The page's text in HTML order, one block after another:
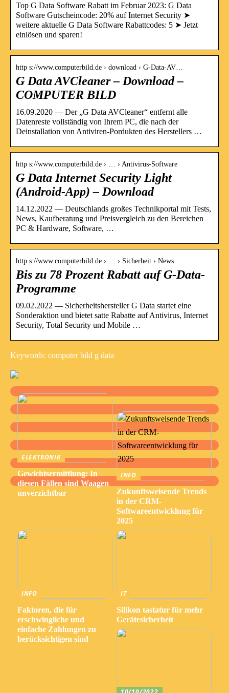
Top G Data Software Rabatt im Februar 2023: G Data
Software Gutscheincode: 20% auf Internet Security ➤
weitere aktuelle G Data Software Rabattcodes: 5 ➤ Jetzt
einlösen und sparen!
http s://www.computerbild.de › download › G-Data-AV…
G Data AVCleaner – Download –
COMPUTER BILD
16.09.2020 — Der „G Data AVCleaner“ entfernt alle
Datenreste vollständig von Ihrem PC, die nach der
Deinstallation von Antiviren-Pordukten des Herstellers …
http s://www.computerbild.de › … › Antivirus-Software
G Data Internet Security Light
(Android-App) – Download
14.12.2022 — Deutschlands großes Technikportal mit Tests,
News, Kaufberatung und Preisvergleich zu den Bereichen
PC & Hardware, Software, …
http s://www.computerbild.de › … › Sicherheit › News
Bis zu 78 Prozent Rabatt auf G-Data-
Programme
09.02.2022 — Sicherheitshersteller G Data startet eine
Sonderaktion und bietet satte Rabatte auf Antivirus, Internet
Security, Total Security und Mobile …
Keywords: computer bild g data
ELEKTRONIK
Gewichtsermittlung: In
diesen Fällen sind Waagen
unverzichtbar
INFO
Zukunftsweisende Trends
in der CRM-
Softwareentwicklung für
2025
INFO
Faktoren, die für
erschwingliche und
einfache Zahlungen zu
berücksichtigen sind
IT
Silikon tastatur für mehr
Gerätesicherheit